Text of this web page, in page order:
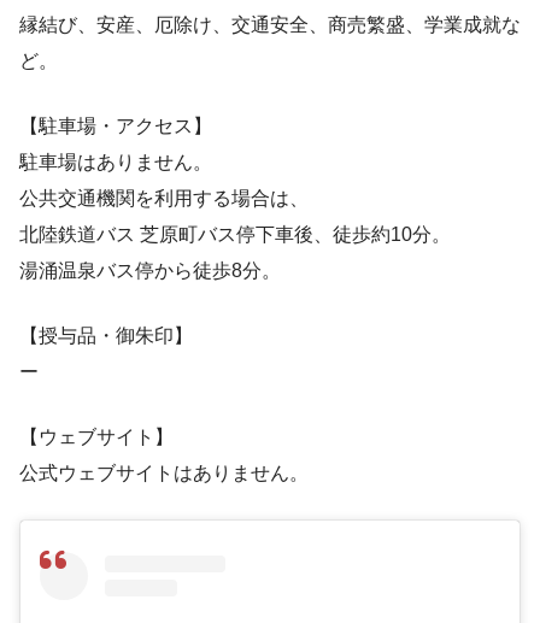
縁結び、安産、厄除け、交通安全、商売繁盛、学業成就な
ど。
【駐車場・アクセス】
駐車場はありません。
公共交通機関を利用する場合は、
北陸鉄道バス 芝原町バス停下車後、徒歩約10分。
湯涌温泉バス停から徒歩8分。
【授与品・御朱印】
ー
【ウェブサイト】
公式ウェブサイトはありません。